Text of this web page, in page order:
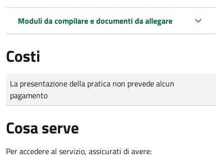
Moduli da compilare e documenti da allegare
Costi
Tipo di pagamento
Importo
La presentazione della pratica non prevede alcun
pagamento
Cosa serve
Per accedere al servizio, assicurati di avere: